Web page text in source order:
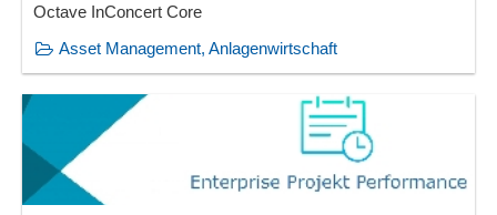
Octave InConcert Core
Asset Management, Anlagenwirtschaft